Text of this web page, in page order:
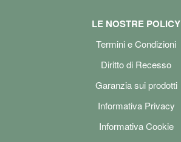
LE NOSTRE POLICY
Termini e Condizioni
Diritto di Recesso
Garanzia sui prodotti
Informativa Privacy
Informativa Cookie